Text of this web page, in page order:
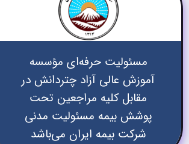
مسئولیت حرفه‌ای مؤسسه
آموزش عالی آزاد چتردانش در
مقابل کلیه مراجعین تحت
پوشش بیمه مسئولیت مدنی
شرکت بیمه ایران می‌باشد